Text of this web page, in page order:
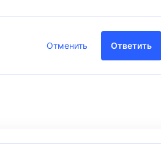
Отменить Ответить